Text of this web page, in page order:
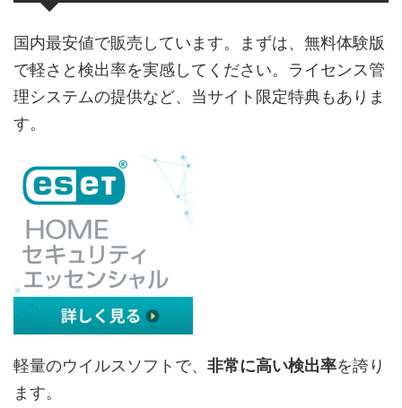
国内最安値で販売しています。まずは、無料体験版
で軽さと検出率を実感してください。ライセンス管
理システムの提供など、当サイト限定特典もありま
す。
軽量のウイルスソフトで、 非常に高い検出率を誇り
ます。